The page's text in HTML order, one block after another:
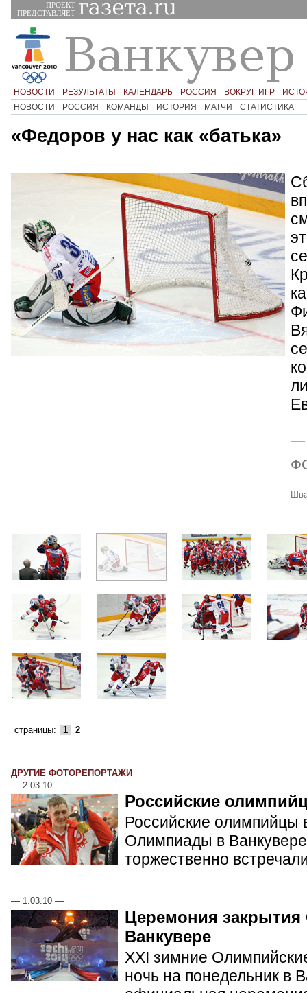
ПРОЕКТ
ПРЕДСТАВЛЯЕТ
НОВОСТИ РЕЗУЛЬТАТЫ КАЛЕНДАРЬ РОССИЯ ВОКРУГ ИГР
НОВОСТИ
РОССИЯ КОМАНДЫ ИСТОРИЯ МАТЧИ СТАТИСТИКА
«Федоров у нас как «батька»
страницы: 1 2
ДРУГИЕ ФОТОРЕПОРТАЖИ
— 2.03.10 —
Российские
Российские олимпийцы
Олимпиады в
торжественно
— 1.03.10 —
Церемония
Ванкувере
XXI зимние
ночь на понедельник в